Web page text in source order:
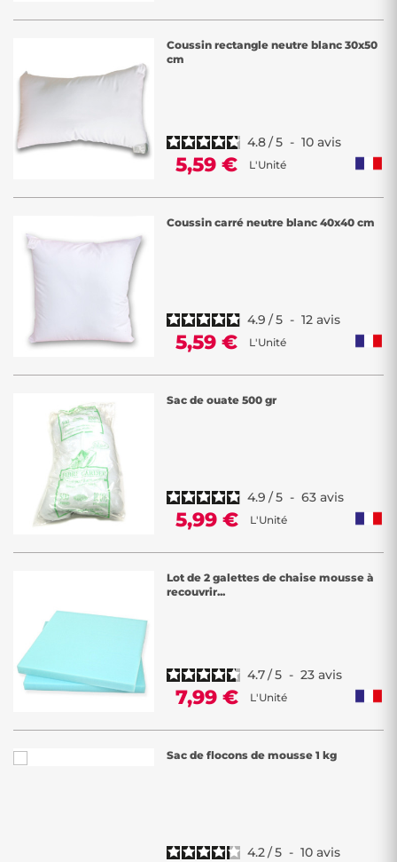
Coussin rectangle neutre blanc 30x50
cm
4.8/5 - 10 avis
5,59 € L'Unité
Coussin carré neutre blanc 40x40 cm
4.9 /5 - 12 avis
5,59 € L'Unité
Sac de ouate 500 gr
4.9 /5 - 63 avis
5,99 € L'Unité
Lot de 2 galettes de chaise mousse à
recouvrir...
4.7/5 - 23 avis
7,99 € L'Unité
Sac de flocons de mousse 1 kg
4.2 /5 - 10 avis